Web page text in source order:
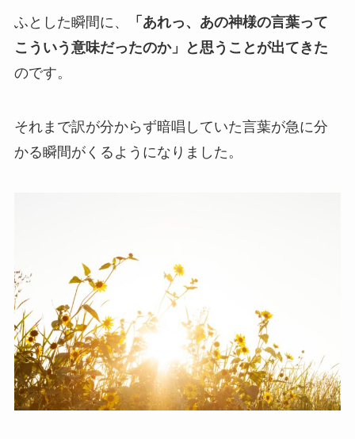
ふとした瞬間に、
「あれっ、あの神様の言葉って
こういう意味だったのか」と思うことが出てきた
のです。
それまで訳が分からず暗唱していた言葉が急に分
かる瞬間がくるようになりました。